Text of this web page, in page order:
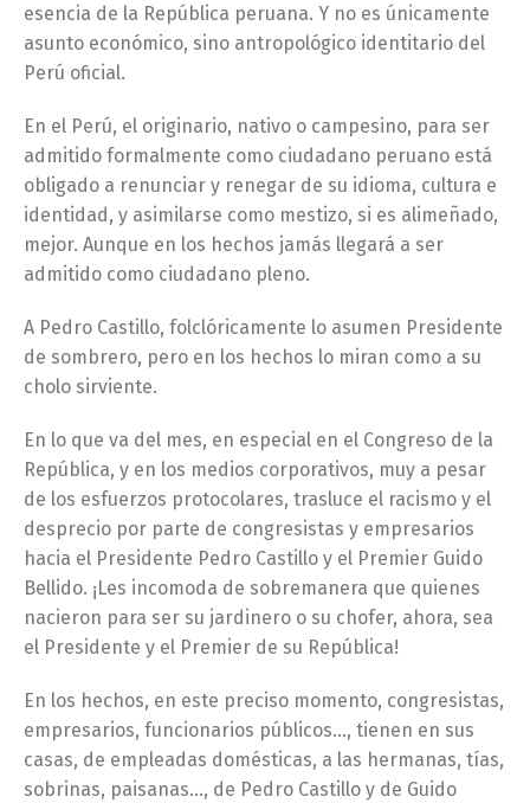
esencia de la República peruana. Y no es únicamente
asunto económico, sino antropológico identitario del
Perú oficial.
En el Perú, el originario, nativo o campesino, para ser
admitido formalmente como ciudadano peruano está
obligado a renunciar y renegar de su idioma, cultura e
identidad, y asimilarse como mestizo, si es alimeñado,
mejor. Aunque en los hechos jamás llegará a ser
admitido como ciudadano pleno.
A Pedro Castillo, folclóricamente lo asumen Presidente
de sombrero, pero en los hechos lo miran como a su
cholo sirviente.
En lo que va del mes, en especial en el Congreso de la
República, y en los medios corporativos, muy a pesar
de los esfuerzos protocolares, trasluce el racismo y el
desprecio por parte de congresistas y empresarios
hacia el Presidente Pedro Castillo y el Premier Guido
Bellido. ¡Les incomoda de sobremanera que quienes
nacieron para ser su jardinero o su chofer, ahora, sea
el Presidente y el Premier de su República!
En los hechos, en este preciso momento, congresistas,
empresarios, funcionarios públicos…, tienen en sus
casas, de empleadas domésticas, a las hermanas, tías,
sobrinas, paisanas…, de Pedro Castillo y de Guido